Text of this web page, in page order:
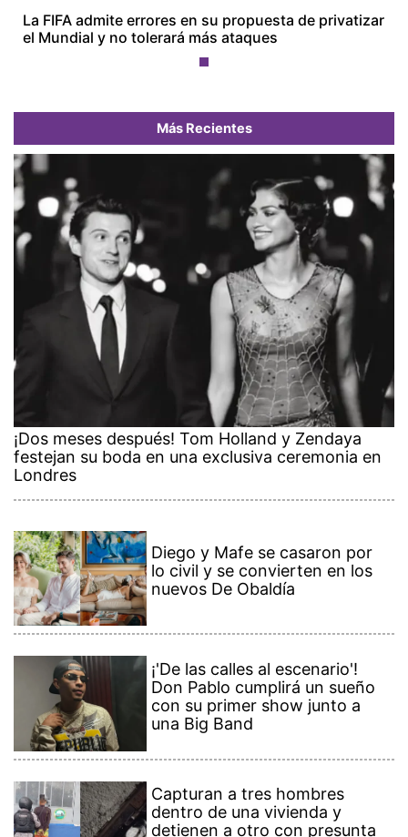
La FIFA admite errores en su propuesta de privatizar
el Mundial y no tolerará más ataques
Más Recientes
¡Dos meses después! Tom Holland y Zendaya
festejan su boda en una exclusiva ceremonia en
Londres
Diego y Mafe se casaron por
lo civil y se convierten en los
nuevos De Obaldía
¡'De las calles al escenario'!
Don Pablo cumplirá un sueño
con su primer show junto a
una Big Band
Capturan a tres hombres
dentro de una vivienda y
detienen a otro con presunta